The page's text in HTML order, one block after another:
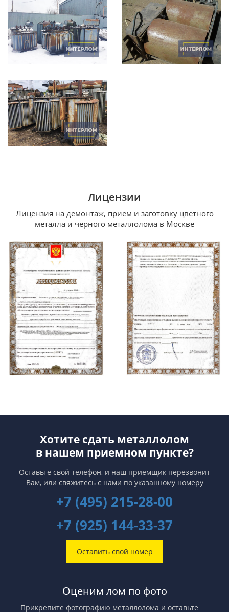
Лицензии
Лицензия на демонтаж, прием и заготовку цветного
металла и черного металлолома в Москве
Хотите сдать металлолом
в нашем приемном пункте?
Оставьте свой телефон, и наш приемщик перезвонит
Вам, или свяжитесь с нами по указанному номеру
+7 (495) 215-28-00
+7 (925) 144-33-37
Оставить свой номер
Оценим лом по фото
Прикрепите фотографию металлолома и оставьте